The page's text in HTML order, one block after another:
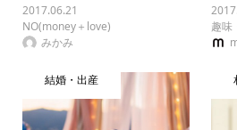
2017.06.21
NO(money＋love)
みかみ
趣味
結婚・出産